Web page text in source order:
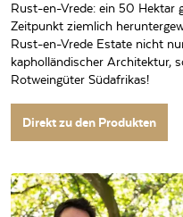
Rust-en-Vrede: ein 50 Hektar
Zeitpunkt ziemlich
Rust-en-Vrede Estate nicht
kapholländischer Architektur,
Rotweingüter Südafrikas!
Direkt zu den Produkten